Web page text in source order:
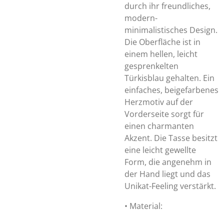
durch ihr freundliches,
modern-
minimalistisches Design.
Die Oberfläche ist in
einem hellen, leicht
gesprenkelten
Türkisblau gehalten. Ein
einfaches, beigefarbenes
Herzmotiv auf der
Vorderseite sorgt für
einen charmanten
Akzent. Die Tasse besitzt
eine leicht gewellte
Form, die angenehm in
der Hand liegt und das
Unikat-Feeling verstärkt.
• Material: